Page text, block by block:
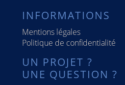
INFORMATIONS
Mentions légales
Politique de confidentialité
UN PROJET ?
UNE QUESTION ?